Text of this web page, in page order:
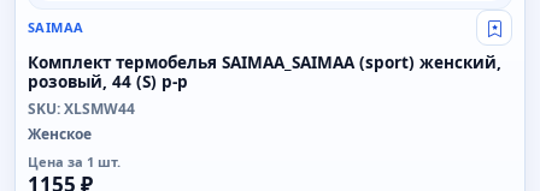
SAIMAA Свой
Комплект термобелья SAIMAA_SAIMAA (sport) женский,
розовый, 44 (S) р-р
SKU: XLSMW44
Женское
Цена за 1 шт.
1155 ₽